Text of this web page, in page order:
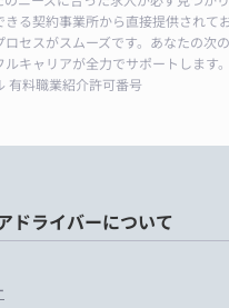
きる契約事業所から直接提供されて
ロセスがスムーズです。あなたの次
キャリアが全力でサポートします。
有料職業紹介許可番号
ドライバーについて